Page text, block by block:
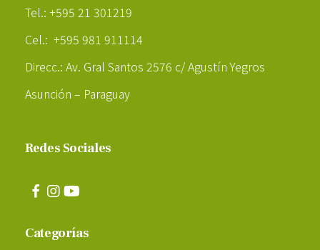
Tel.: +595 21 301219
Cel.: +595 981 911114
Direcc.: Av. Gral Santos 2576 c/ Agustín Yegros
Asunción – Paraguay
Redes Sociales
Categorías